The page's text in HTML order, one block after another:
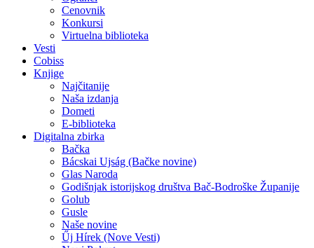
Cenovnik
Konkursi
Virtuelna biblioteka
Vesti
Cobiss
Knjige
Najčitanije
Naša izdanja
Dometi
E-biblioteka
Digitalna zbirka
Bačka
Bácskai Ujság (Bačke novine)
Glas Naroda
Godišnjak istorijskog društva Bač-Bodroške Županije
Golub
Gusle
Naše novine
Űj Hírek (Nove Vesti)